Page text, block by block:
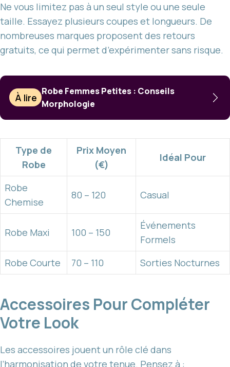
Ne vous limitez pas à un seul style ou une seule
taille. Essayez plusieurs coupes et longueurs. De
nombreuses marques proposent des retours
gratuits, ce qui permet d’expérimenter sans risque.
À lire
Robe Femmes Petites : Conseils
Morphologie
Type de
Robe
Prix Moyen
(€)
Idéal Pour
Robe
Chemise
80 – 120 Casual
Robe Maxi 100 – 150
Événements
Formels
Robe Courte
70 – 110 Sorties Nocturnes
Accessoires Pour Compléter
Votre Look
Les accessoires jouent un rôle clé dans
l’harmonisation de votre tenue. Pensez à :